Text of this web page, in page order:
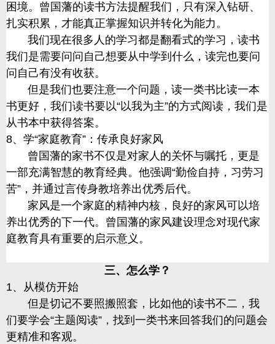
困境。曾国藩的读书方法提醒我们，只有深入钻研、
扎实积累，才能真正掌握知识并转化为能力。
我们现在很多人的学习都是翻看式的学习，读书
我们是需要问问自己想要从中学到什么，读完也要问
问自己有没有收获。
但是我们也要注意一个问题，读一类书比读一本
书更好，我们读书要以“以我为主”的方式阅读，我们是
从书本中获得答案。
8、学“家庭教育”：传承良好家风
曾国藩的家书不仅是对家人的关怀与嘱托，更是
一部充满智慧的教育经典。他强调“勤俭自持，习劳习
苦”，并通过言传身教培养出优秀后代。
家风是一个家庭的精神内核，良好的家风可以培
养出优秀的下一代。曾国藩的家风建设理念对现代家
庭教育具有重要的启示意义。
三、怎么学？
1、从模仿开始
但是切记不要照搬照套，比如他的读书不二，我
们要学会“主题阅读”，找到一类书来回答我们的问题会
更精准和客观。